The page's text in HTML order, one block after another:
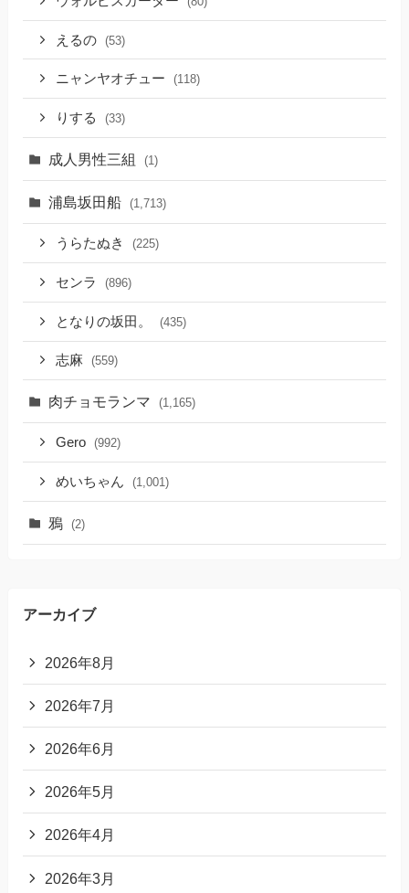
えるの (53)
ニャンヤオチュー (118)
りする (33)
成人男性三組 (1)
浦島坂田船 (1,713)
うらたぬき (225)
センラ (896)
となりの坂田。 (435)
志麻 (559)
肉チョモランマ (1,165)
Gero (992)
めいちゃん (1,001)
鴉 (2)
アーカイブ
2026年8月
2026年7月
2026年6月
2026年5月
2026年4月
2026年3月